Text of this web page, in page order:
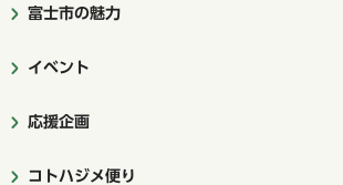
富士市の魅力
イベント
応援企画
コトハジメ便り